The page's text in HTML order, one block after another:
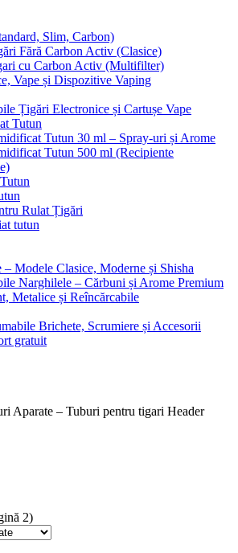
Slim, Carbon)
Fără Carbon Activ (Clasice)
cu Carbon Activ (Multifilter)
Vape și Dispozitive Vaping
Țigări Electronice și Cartușe Vape
Tutun
Tutun 30 ml – Spray-uri și Arome
Tutun 500 ml (Recipiente
Rulat Țigări
tutun
– Modele Clasice, Moderne și Shisha
Narghilele – Cărbuni și Arome Premium
Metalice și Reîncărcabile
Brichete, Scrumiere și Accesorii
gratuit
2)